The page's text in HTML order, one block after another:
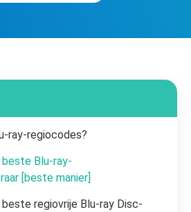
ray-regiocodes?
beste Blu-ray-
[beste manier]
beste regiovrije Blu-ray Disc-